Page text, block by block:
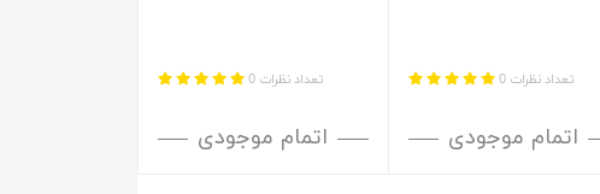
تعداد نظرات 0
اتمام موجودی
تعداد نظرات 0
اتمام موجودی